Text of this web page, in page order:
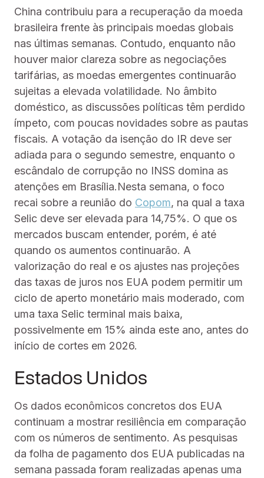
China contribuiu para a recuperação da moeda
brasileira frente às principais moedas globais
nas últimas semanas. Contudo, enquanto não
houver maior clareza sobre as negociações
tarifárias, as moedas emergentes continuarão
sujeitas a elevada volatilidade. No âmbito
doméstico, as discussões políticas têm perdido
ímpeto, com poucas novidades sobre as pautas
fiscais. A votação da isenção do IR deve ser
adiada para o segundo semestre, enquanto o
escândalo de corrupção no INSS domina as
atenções em Brasília.Nesta semana, o foco
recai sobre a reunião do Copom, na qual a taxa
Selic deve ser elevada para 14,75%. O que os
mercados buscam entender, porém, é até
quando os aumentos continuarão. A
valorização do real e os ajustes nas projeções
das taxas de juros nos EUA podem permitir um
ciclo de aperto monetário mais moderado, com
uma taxa Selic terminal mais baixa,
possivelmente em 15% ainda este ano, antes do
início de cortes em 2026.
Estados Unidos
Os dados econômicos concretos dos EUA
continuam a mostrar resiliência em comparação
com os números de sentimento. As pesquisas
da folha de pagamento dos EUA publicadas na
semana passada foram realizadas apenas uma